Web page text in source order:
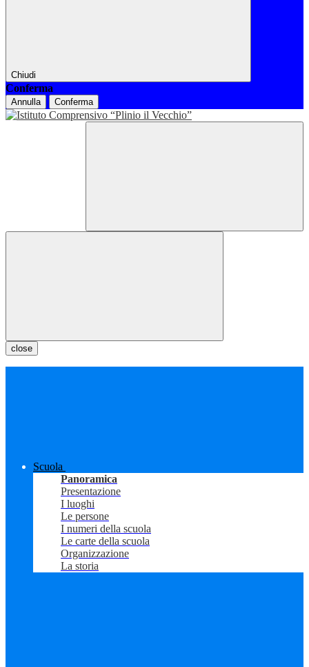
Chiudi
Conferma
Annulla Conferma
close
Scuola
Panoramica
Presentazione
I luoghi
Le persone
I numeri della scuola
Le carte della scuola
Organizzazione
La storia